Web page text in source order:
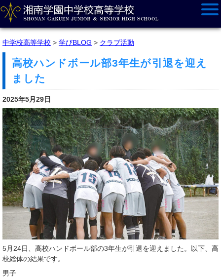
中学校高等学校 > 学びBLOG > クラブ活動
高校ハンドボール部3年生が引退を迎え
ました
2025年5月29日
5月24日、高校ハンドボール部の3年生が引退を迎えました。以下、高
校総体の結果です。
男子